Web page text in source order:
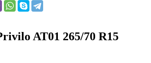
AT01 265/70 R15